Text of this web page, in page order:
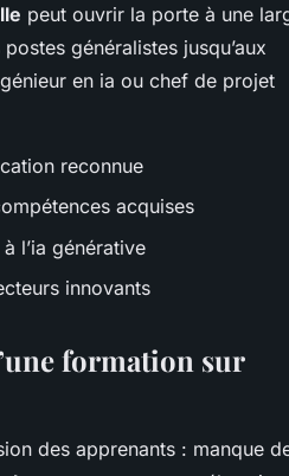
peut ouvrir la porte à une
généralistes jusqu’aux
en ia ou chef de projet
reconnue
acquises
l’ia générative
innovants
formation sur
des apprenants : manque